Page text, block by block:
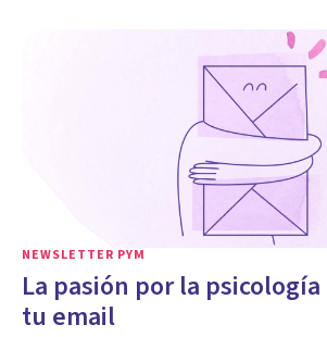
NEWSLETTER PYM
La pasión por la
tu email